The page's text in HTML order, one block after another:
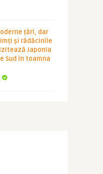
țări, dar
și rădăcinile
Japonia
Sud în toamna